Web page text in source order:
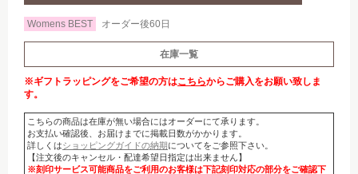
Womens BEST オーダー後60日
在庫一覧
※ギフトラッピングをご希望の方はこちらからご購入をお願い致しま
す。
こちらの商品は在庫が無い場合にはオーダーにて承ります。
お支払い確認後、お届けまでに掲載日数がかかります。
詳しくはショッピングガイドの納期についてをご参照下さい。
【注文後のキャンセル・配達希望日指定は出来ません】
※刻印サービス可能商品をご利用のお客様は下記刻印対応の部分をご確認下